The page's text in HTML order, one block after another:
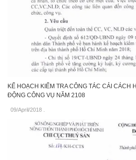
KẾ HOẠCH KIỂM TRA CÔNG TÁC CẢI CÁCH
ĐỘNG CÔNG VỤ NĂM 2108
09/April/2018